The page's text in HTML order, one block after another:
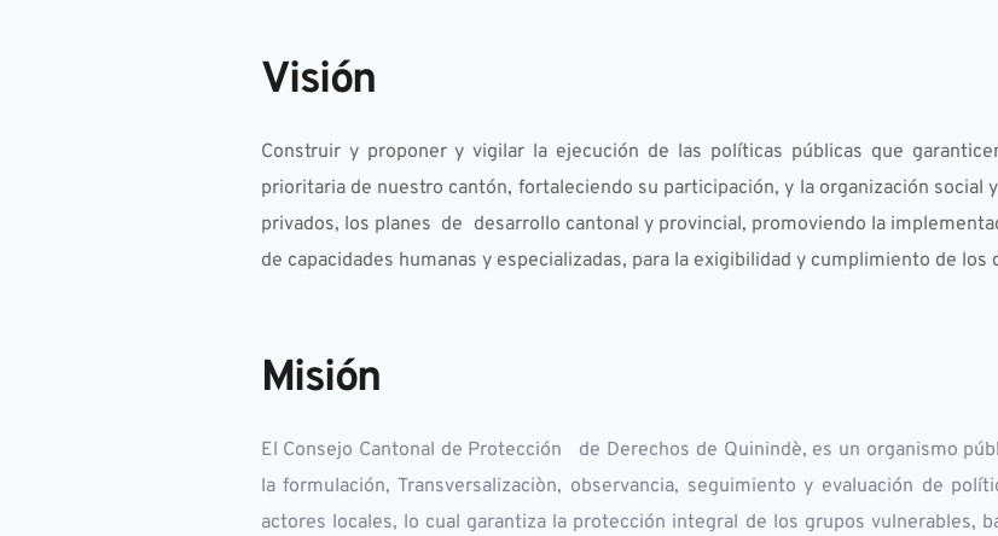
Visión
Construir y proponer y vigilar la ejecución de las políticas públicas que
prioritaria de nuestro cantón, fortaleciendo su participación, y la organización
privados, los planes  de  desarrollo cantonal y provincial, promoviendo la
de capacidades humanas y especializadas, para la exigibilidad y cumplimiento
Misión
El Consejo Cantonal de Protección   de Derechos de Quinindè, es un organismo
la formulación, Transversalizaciòn, observancia, seguimiento y evaluación de
actores locales, lo cual garantiza la protección integral de los grupos vulnerables,